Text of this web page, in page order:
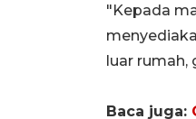
"Kepada
luar rumah,
Baca juga: